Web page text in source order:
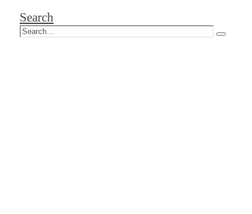
Search